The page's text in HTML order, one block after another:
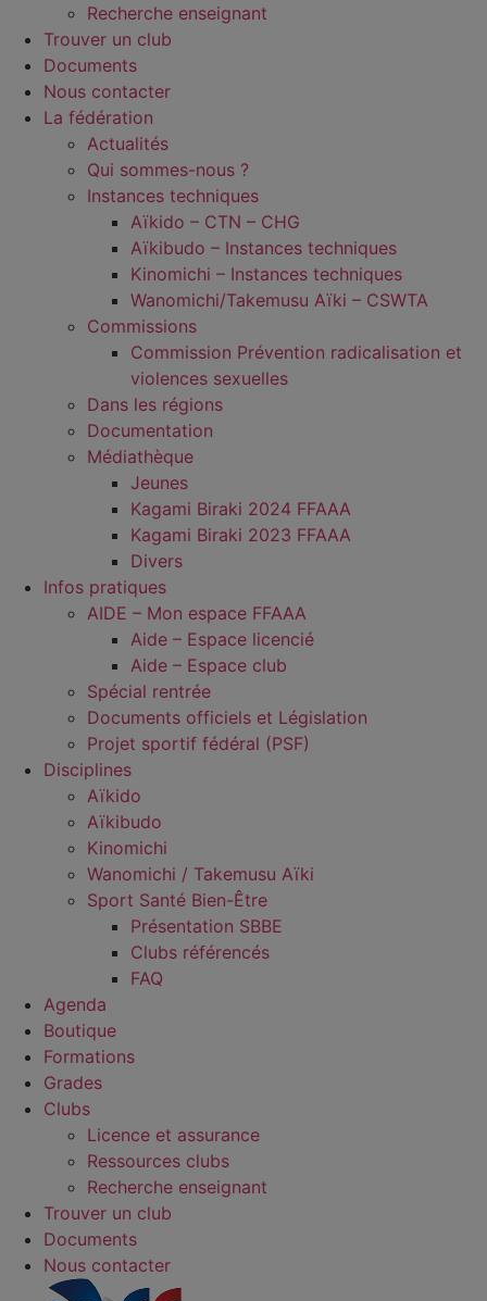
Recherche enseignant
Trouver un club
Documents
Nous contacter
La fédération
Actualités
Qui sommes-nous ?
Instances techniques
Aïkido – CTN – CHG
Aïkibudo – Instances techniques
Kinomichi – Instances techniques
Wanomichi/Takemusu Aïki – CSWTA
Commissions
Commission Prévention radicalisation et
violences sexuelles
Dans les régions
Documentation
Médiathèque
Jeunes
Kagami Biraki 2024 FFAAA
Kagami Biraki 2023 FFAAA
Divers
Infos pratiques
AIDE – Mon espace FFAAA
Aide – Espace licencié
Aide – Espace club
Spécial rentrée
Documents officiels et Législation
Projet sportif fédéral (PSF)
Disciplines
Aïkido
Aïkibudo
Kinomichi
Wanomichi / Takemusu Aïki
Sport Santé Bien-Être
Présentation SBBE
Clubs référencés
FAQ
Agenda
Boutique
Formations
Grades
Clubs
Licence et assurance
Ressources clubs
Recherche enseignant
Trouver un club
Documents
Nous contacter